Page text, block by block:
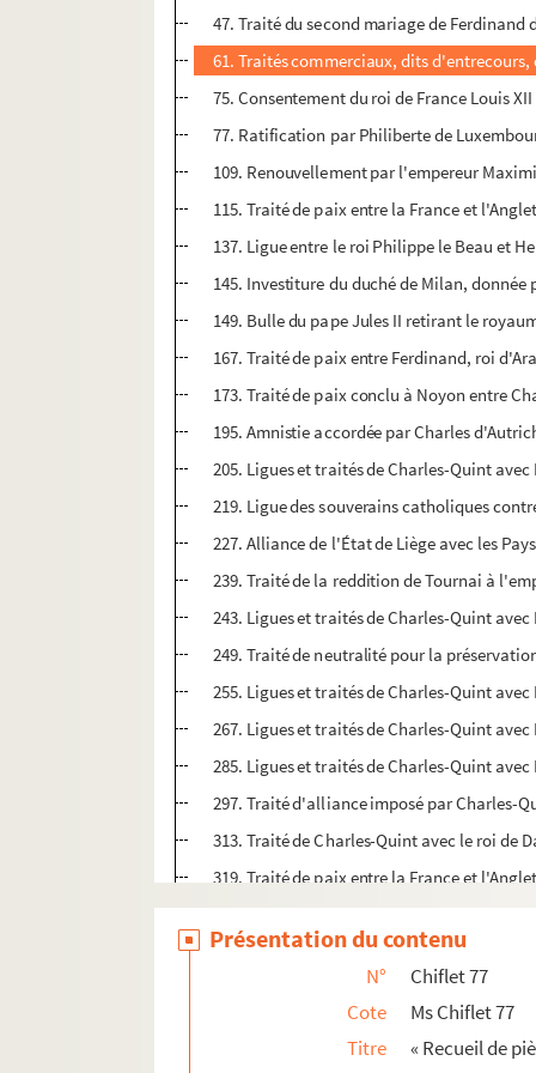
47. Traité du second mariage de Ferdinand
61. Traités commerciaux, dits d'entrecours,
75. Consentement du roi de France Louis
77. Ratification par Philiberte de
109. Renouvellement par l'empereur
115. Traité de paix entre la France et
137. Ligue entre le roi Philippe le Beau et
145. Investiture du duché de Milan,
149. Bulle du pape Jules II retirant le
167. Traité de paix entre Ferdinand, roi
173. Traité de paix conclu à Noyon entre
195. Amnistie accordée par Charles
205. Ligues et traités de Charles-Quint
219. Ligue des souverains catholiques
227. Alliance de l'État de Liège avec les
239. Traité de la reddition de Tournai à
243. Ligues et traités de Charles-Quint
249. Traité de neutralité pour la
255. Ligues et traités de Charles-Quint
267. Ligues et traités de Charles-Quint
285. Ligues et traités de Charles-Quint
297. Traité d'alliance imposé par Charles-
313. Traité de Charles-Quint avec le roi de
319. Traité de paix entre la France et
327. Ligues et traités de Charles-Quint
339. Traité du mariage de Philippe
351. Traité de paix entre Philippe II, roi
Présentation du contenu
N°
Chiflet 77
Cote
Ms Chiflet 77
Titre
« Recueil de